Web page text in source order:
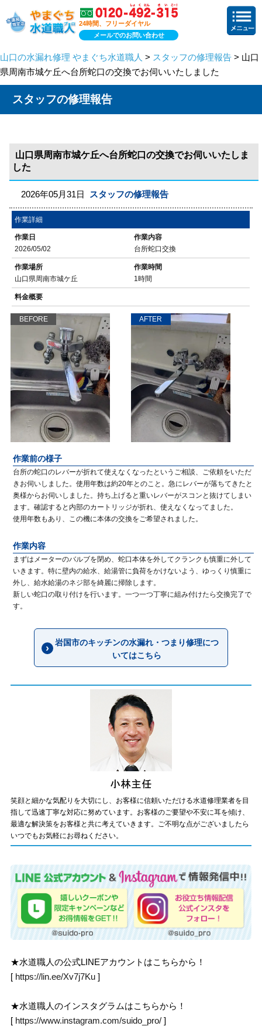
24時間、フリーダイヤル
メールでのお問い合わせ
山口の水漏れ修理 やまぐち水道職人 > スタッフの修理報告 > 山口
県周南市城ケ丘へ台所蛇口の交換でお伺いいたしました
スタッフの修理報告
山口県周南市城ケ丘へ台所蛇口の交換でお伺いいたしま
した
2026年05月31日 スタッフの修理報告
作業詳細
作業日
2026/05/02
作業内容
台所蛇口交換
作業場所
山口県周南市城ケ丘
作業時間
1時間
料金概要
BEFORE AFTER
作業前の様子
台所の蛇口のレバーが折れて使えなくなったというご相談、ご依頼をいただ
きお伺いしました。使用年数は約20年とのこと。急にレバーが落ちてきたと
奥様からお伺いしました。持ち上げると重いレバーがスコンと抜けてしまい
ます。確認すると内部のカートリッジが折れ、使えなくなってました。
使用年数もあり、この機に本体の交換をご希望されました。
作業内容
まずはメーターのバルブを閉め、蛇口本体を外してクランクも慎重に外して
いきます。特に壁内の給水、給湯管に負荷をかけないよう、ゆっくり慎重に
外し、給水給湯のネジ部を綺麗に掃除します。
新しい蛇口の取り付けを行います。一つ一つ丁寧に組み付けたら交換完了で
す。
岩国市のキッチンの水漏れ・つまり修理につ
いてはこちら
笑顔と細かな気配りを大切にし、お客様に信頼いただける水道修理業者を目
指して迅速丁寧な対応に努めています。お客様のご要望や不安に耳を傾け、
最適な解決策をお客様と共に考えていきます。ご不明な点がございましたら
いつでもお気軽にお尋ねください。
★水道職人の公式LINEアカウントはこちらから！
[ https://lin.ee/Xv7j7Ku ]
★水道職人のインスタグラムはこちらから！
[ https://www.instagram.com/suido_pro/ ]